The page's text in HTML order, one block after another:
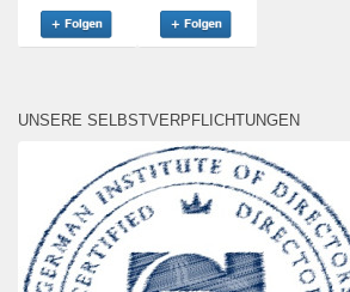
UNSERE SELBSTVERPFLICHTUNGEN